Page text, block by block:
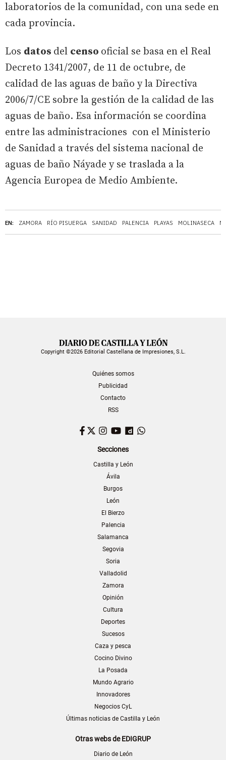
EN: ZAMORA RÍO PISUERGA SANIDAD PALENCIA PLAYAS MOLINASECA
laboratorios de la comunidad, con una sede en
cada provincia.
Los datos del censo oficial se basa en el Real
Decreto 1341/2007, de 11 de octubre, de
calidad de las aguas de baño y la Directiva
2006/7/CE sobre la gestión de la calidad de las
aguas de baño. Esa información se coordina
entre las administraciones con el Ministerio
de Sanidad a través del sistema nacional de
aguas de baño Náyade y se traslada a la
Agencia Europea de Medio Ambiente.
Copyright ©2026 Editorial Castellana de Impresiones, S.L.
Quiénes somos
Publicidad
Contacto
RSS
Facebook
TwitterInstagram
YouTubeDailymotion
Secciones
Castilla y León
Ávila
Burgos
León
El Bierzo
Palencia
Salamanca
Segovia
Soria
Valladolid
Zamora
Opinión
Cultura
Deportes
Sucesos
Caza y pesca
Cocino Divino
La Posada
Mundo Agrario
Innovadores
Negocios CyL
Últimas noticias de Castilla y León
Otras webs de EDIGRUP
Diario de León